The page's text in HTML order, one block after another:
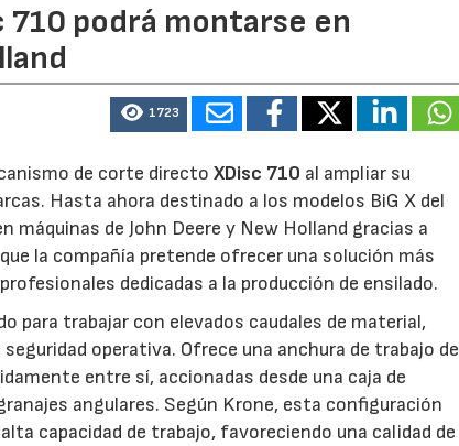
710 podrá montarse en
1723
de corte directoXDisc 710 al ampliar su
Hasta ahora destinado a los modelos BiG X del
de John Deere y New Holland gracias a
la compañía pretende ofrecer una solución más
dedicadas a la producción de ensilado.
para trabajar con elevados caudales de material,
operativa. Ofrece una anchura de trabajo de
entre sí, accionadas desde una caja de
angulares. Según Krone, esta configuración
capacidad de trabajo, favoreciendo una calidad de
27/07/2026 23/07/2026